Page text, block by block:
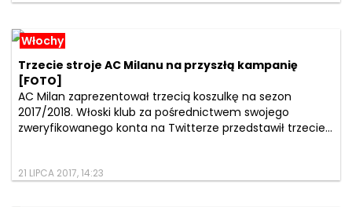
Włochy
Trzecie stroje AC Milanu na przyszłą kampanię
[FOTO]
AC Milan zaprezentował trzecią koszulkę na sezon
2017/2018. Włoski klub za pośrednictwem swojego
zweryfikowanego konta na Twitterze przedstawił trzecie...
21 LIPCA 2017, 14:23